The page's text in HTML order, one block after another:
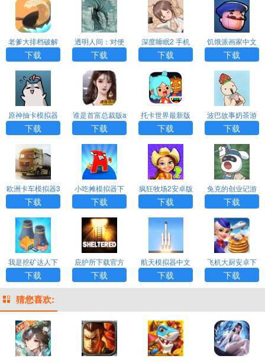
老爹大排档破解
版无限金币免广
告app下载
下载
透明人间：对便
利店女孩的恶作
剧游戏APP下载
下载
深度睡眠2 手机
安卓版（deepsle
ep2）
下载
饥饿派画家中文
版下载
下载
原神抽卡模拟器
正版下载
下载
谁是首富总裁版a
pp
下载
托卡世界最新版
游戏2023破解版
下载
波巴故事奶茶游
戏
下载
欧洲卡车模拟器3
内置Mod菜单
下载
小吃摊模拟器下
载手机版中文版
最新版
下载
疯狂牧场2安卓版
中文版下载
下载
兔克的创业记游
戏免广告
下载
我是挖矿达人下
载手机版
下载
庇护所下载官方
版安装最新版
下载
航天模拟器中文
版下载最新版
下载
飞机大厨安卓下
载官方版
下载
猜您喜欢: